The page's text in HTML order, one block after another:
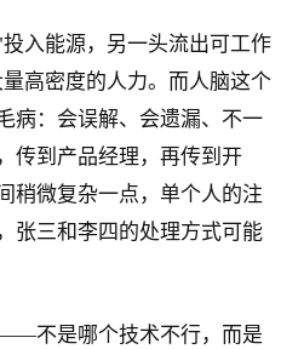
入能源，另一头流出可工作
高密度的人力。而人脑这个
病：会误解、会遗漏、不一
传到产品经理，再传到开
稍微复杂一点，单个人的注
张三和李四的处理方式可能
不是哪个技术不行，而是